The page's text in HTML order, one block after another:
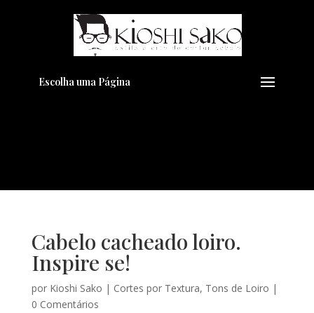
Escolha uma Página
Cabelo cacheado loiro.
Inspire se!
por Kioshi Sako | Cortes por Textura, Tons de Loiro |
0 Comentários
Pensando em transformar seu
Visual??